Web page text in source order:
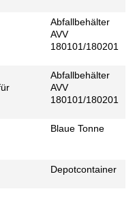
Abfallbehälter
AVV
180101/180201
Abfallbehälter
AVV
180101/180201
Blaue Tonne
Depotcontainer